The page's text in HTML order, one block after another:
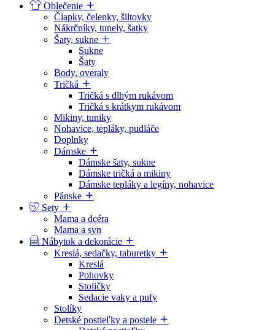
Oblečenie
Čiapky, čelenky, šiltovky
Nákrčníky, tunely, šatky
Šaty, sukne
Sukne
Šaty
Body, overaly
Tričká
Tričká s dlhým rukávom
Tričká s krátkym rukávom
Mikiny, tuniky
Nohavice, tepláky, pudláče
Doplnky
Dámske
Dámske šaty, sukne
Dámske tričká a mikiny
Dámske tepláky a legíny, nohavice
Pánske
Sety
Mama a dcéra
Mama a syn
Nábytok a dekorácie
Kreslá, sedačky, taburetky
Kreslá
Pohovky
Stoličky
Sedacie vaky a pufy
Stolíky
Detské postieľky a postele